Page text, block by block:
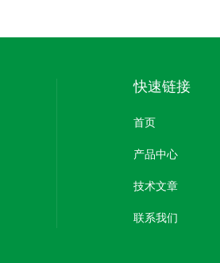
快速链接
首页
产品中心
技术文章
联系我们